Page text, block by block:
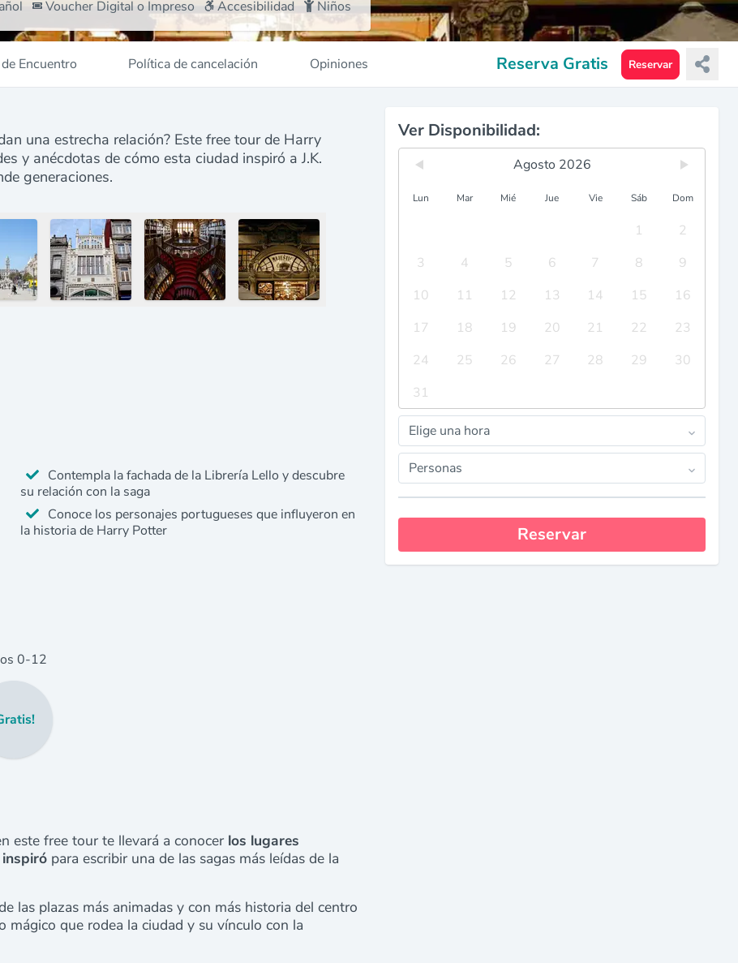
Voucher Digital o Impreso Accesibilidad Niños
Encuentro Política de cancelación Opiniones Reserva Gratis Reservar
una estrecha relación? Este free tour de Harry
y anécdotas de cómo esta ciudad inspiró a J.K.
generaciones.
Contempla la fachada de la Librería Lello y descubre
su relación con la saga
Conoce los personajes portugueses que influyeron en
la historia de Harry Potter
0-12
este free tour te llevará a conocer los lugares
para escribir una de las sagas más leídas de la
las plazas más animadas y con más historia del centro
que rodea la ciudad y su vínculo con la
Ver Disponibilidad:
Agosto 2026
Lun Mar Mié Jue Vie Sáb Dom
1
2
3
4 5 6 7 8
9
10
11 12 13 14 15
16
17
18 19 20 21 22
23
24
25 26 27 28 29
30
31
Elige una hora
Personas
Reservar